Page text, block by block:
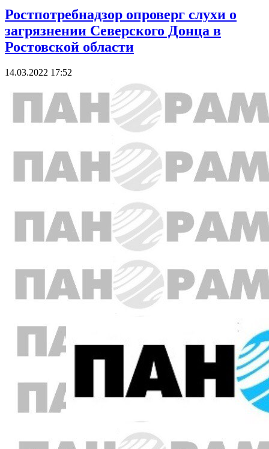
Ростпотребнадзор опроверг слухи о
загрязнении Северского Донца в
Ростовской области
14.03.2022 17:52